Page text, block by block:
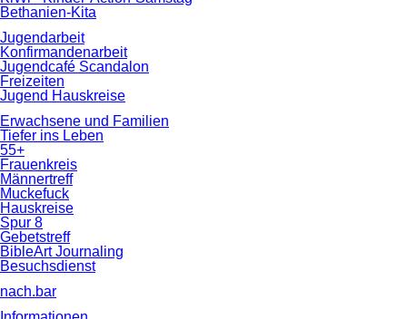
Bethanien-Kita
Jugendarbeit
Konfirmandenarbeit
Jugendcafé Scandalon
Freizeiten
Jugend Hauskreise
Erwachsene und Familien
Tiefer ins Leben
55+
Frauenkreis
Männertreff
Muckefuck
Hauskreise
Spur 8
Gebetstreff
BibleArt Journaling
Besuchsdienst
nach.bar